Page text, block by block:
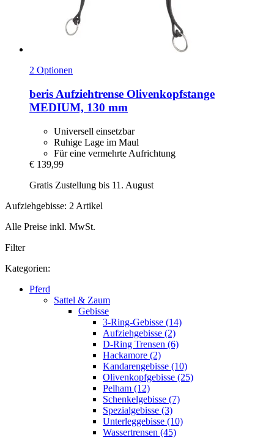
2 Optionen
beris Aufziehtrense Olivenkopfstange
MEDIUM, 130 mm
Universell einsetzbar
Ruhige Lage im Maul
Für eine vermehrte Aufrichtung
€ 139,99
Gratis Zustellung bis 11. August
Aufziehgebisse: 2 Artikel
Alle Preise inkl. MwSt.
Filter
Kategorien:
Pferd
Sattel & Zaum
Gebisse
3-Ring-Gebisse (14)
Aufziehgebisse (2)
D-Ring Trensen (6)
Hackamore (2)
Kandarengebisse (10)
Olivenkopfgebisse (25)
Pelham (12)
Schenkelgebisse (7)
Spezialgebisse (3)
Unterleggebisse (10)
Wassertrensen (45)